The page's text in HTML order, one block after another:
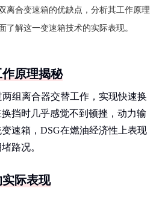
离合变速箱的优缺点，分析其工作原理
了解这一变速箱技术的实际表现。
原理揭秘
组离合器交替工作，实现快速换
挡时几乎感觉不到顿挫，动力输
速箱，DSG在燃油经济性上表现
路况。
际表现